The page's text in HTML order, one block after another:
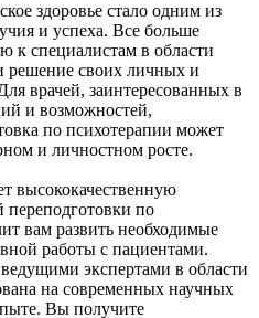
здоровье стало одним из
и успеха. Все больше
к специалистам в области
решение своих личных и
врачей, заинтересованных в
и возможностей,
по психотерапии может
и личностном росте.
высококачественную
переподготовки по
вам развить необходимые
работы с пациентами.
экспертами в области
на современных научных
Вы получите